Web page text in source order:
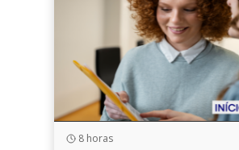
8 horas